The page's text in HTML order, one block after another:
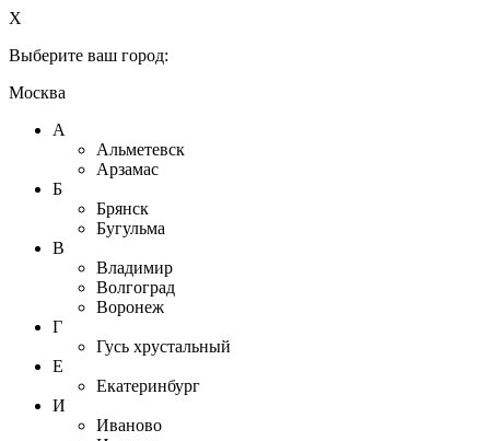
X
Выберите ваш город:
Москва
А
Альметевск
Арзамас
Б
Брянск
Бугульма
В
Владимир
Волгоград
Воронеж
Г
Гусь хрустальный
Е
Екатеринбург
И
Иваново